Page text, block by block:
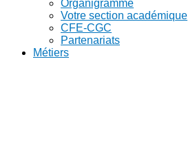
Organigramme
Votre section académique
CFE-CGC
Partenariats
Métiers